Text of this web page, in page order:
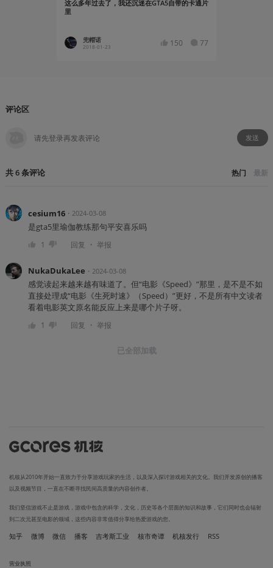
这么多年过去了，我还沉迷在GTA5自带的卡通片
里
兜帽诺
2018-01-23 150 77
评论区
发送
共6条评论 热门 最新
cesium16・ 2024-03-08
是gta5里瑜伽教练那句平安喜乐吗
1 回复 ・ 举报
NukaDukaLee ・ 2024-03-08
感觉读起来越来越有味道了。但“电影《Speed》”那里，是不是不如
直接处理成“电影《生死时速》（Speed）”更好，不是所有中文读者
看着电影英文原名能反应上来是哪个片子呀。
1 回复 ・ 举报
已全部加载
机核从2010年开始一直致力于分享游戏玩家的生活，以及深入探讨游戏相关的文化。我们开发原创的播客
以及视频节目，一直在不断寻找民间高质量的内容创作者。
我们坚信游戏不止是游戏，游戏中包含的科学，文化，历史等各个层面的知识和故事，它们同时也会辐射
到二次元甚至电影的领域，这些内容非常值得分享给热爱游戏的您。
知乎 微博 微信 播客 吉考斯工业 核市奇谭 机核发行 RSS
营业执照